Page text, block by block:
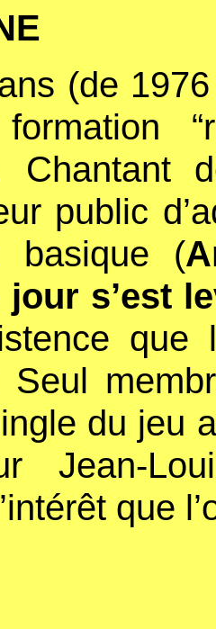
(de
public
basique (
s’est
Seul
du jeu
Jean-
que